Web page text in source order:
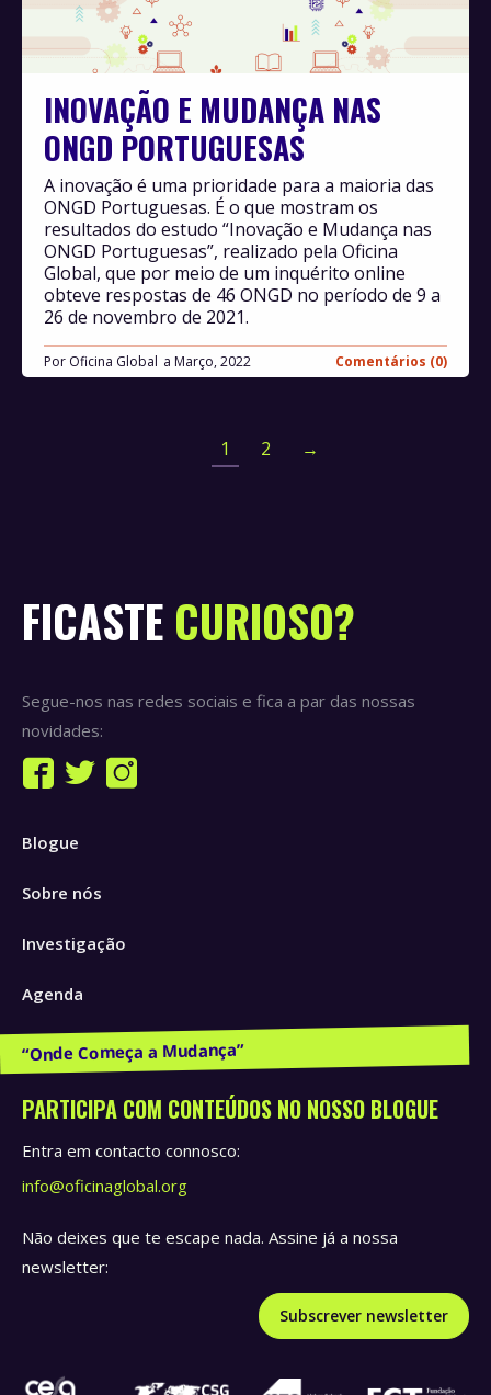
INOVAÇÃO E MUDANÇA NAS
ONGD PORTUGUESAS
Por Oficina Global Março, 2022 Comentários (0)
A inovação é uma prioridade para a maioria das
ONGD Portuguesas. É o que mostram os
resultados do estudo “Inovação e Mudança nas
ONGD Portuguesas”, realizado pela Oficina
Global, que por meio de um inquérito online
obteve respostas de 46 ONGD no período de 9 a
26 de novembro de 2021.
1 2 →
FICASTE CURIOSO?
Segue-nos nas redes sociais e fica a par das nossas
novidades:
Find us on:
Facebook
opens
new
Twitter
new
Instagram
Blogue
Sobre nós
Investigação
Agenda
Publicações e Recursos
PARTICIPA COM CONTEÚDOS NO NOSSO BLOGUE
Entra em contacto connosco:
info@oficinaglobal.org
Não deixes que te escape nada. Assine já a nossa
newsletter:
Subscrever newsletter